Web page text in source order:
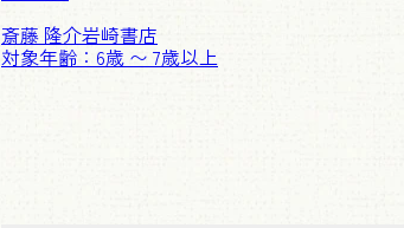
斎藤 隆介岩崎書店
対象年齢：6歳 〜 7歳以上